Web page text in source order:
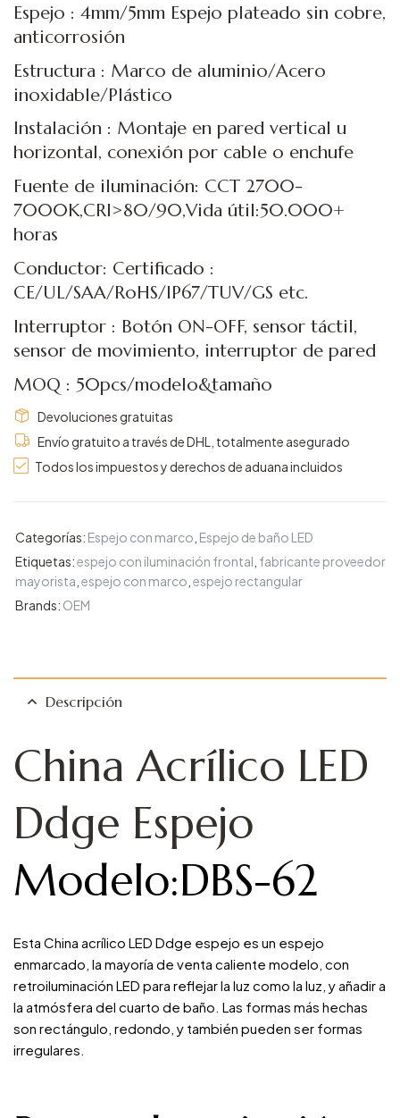
Espejo : 4mm/5mm Espejo plateado sin cobre,
anticorrosión
Estructura : Marco de aluminio/Acero
inoxidable/Plástico
Instalación : Montaje en pared vertical u
horizontal, conexión por cable o enchufe
Fuente de iluminación: CCT 2700-
7000K,CRI>80/90,Vida útil:50.000+
horas
Conductor: Certificado :
CE/UL/SAA/RoHS/IP67/TUV/GS etc.
Interruptor : Botón ON-OFF, sensor táctil,
sensor de movimiento, interruptor de pared
MOQ : 50pcs/modelo&tamaño
Devoluciones gratuitas
Envío gratuito a través de DHL, totalmente asegurado
Todos los impuestos y derechos de aduana incluidos
Categorías: Espejo con marco Espejo de baño LED
Etiquetas:espejo con iluminación frontal fabricante proveedor
mayorista espejo con marco espejo rectangular
Brands: OEM
Descripción
China Acrílico LED
Ddge Espejo
Modelo:DBS-62
Esta China acrílico LED Ddge espejo es un espejo
enmarcado, la mayoría de venta caliente modelo, con
retroiluminación LED para reflejar la luz como la luz, y añadir a
la atmósfera del cuarto de baño. Las formas más hechas
son rectángulo, redondo, y también pueden ser formas
irregulares.